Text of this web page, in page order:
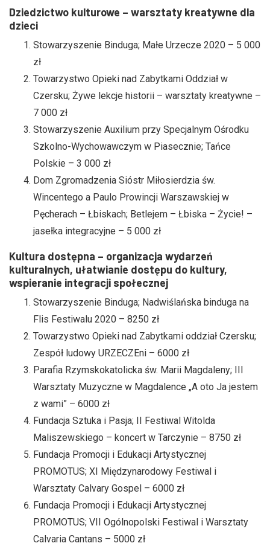
Dziedzictwo kulturowe – warsztaty kreatywne dla
dzieci
Stowarzyszenie Binduga; Małe Urzecze 2020 – 5 000
zł
Towarzystwo Opieki nad Zabytkami Oddział w
Czersku; Żywe lekcje historii – warsztaty kreatywne –
7 000 zł
Stowarzyszenie Auxilium przy Specjalnym Ośrodku
Szkolno-Wychowawczym w Piasecznie; Tańce
Polskie – 3 000 zł
Dom Zgromadzenia Sióstr Miłosierdzia św.
Wincentego a Paulo Prowincji Warszawskiej w
Pęcherach – Łbiskach; Betlejem – Łbiska – Życie! –
jasełka integracyjne – 5 000 zł
Kultura dostępna – organizacja wydarzeń
kulturalnych, ułatwianie dostępu do kultury,
wspieranie integracji społecznej
Stowarzyszenie Binduga; Nadwiślańska binduga na
Flis Festiwalu 2020 – 8250 zł
Towarzystwo Opieki nad Zabytkami oddział Czersku;
Zespół ludowy URZECZEni – 6000 zł
Parafia Rzymskokatolicka św. Marii Magdaleny; III
Warsztaty Muzyczne w Magdalence „A oto Ja jestem
z wami” – 6000 zł
Fundacja Sztuka i Pasja; II Festiwal Witolda
Maliszewskiego – koncert w Tarczynie – 8750 zł
Fundacja Promocji i Edukacji Artystycznej
PROMOTUS; XI Międzynarodowy Festiwal i
Warsztaty Calvary Gospel – 6000 zł
Fundacja Promocji i Edukacji Artystycznej
PROMOTUS; VII Ogólnopolski Festiwal i Warsztaty
Calvaria Cantans – 5000 zł